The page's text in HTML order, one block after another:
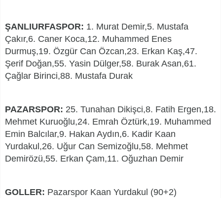
ŞANLIURFASPOR: 1. Murat Demir,5. Mustafa
Çakır,6. Caner Koca,12. Muhammed Enes
Durmuş,19. Özgür Can Özcan,23. Erkan Kaş,47.
Şerif Doğan,55. Yasin Dülger,58. Burak Asan,61.
Çağlar Birinci,88. Mustafa Durak
PAZARSPOR: 25. Tunahan Dikişci,8. Fatih Ergen,18.
Mehmet Kuruoğlu,24. Emrah Öztürk,19. Muhammed
Emin Balcılar,9. Hakan Aydın,6. Kadir Kaan
Yurdakul,26. Uğur Can Semizoğlu,58. Mehmet
Demirözü,55. Erkan Çam,11. Oğuzhan Demir
GOLLER: Pazarspor Kaan Yurdakul (90+2)